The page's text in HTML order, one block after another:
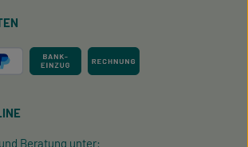
Beratung unter: